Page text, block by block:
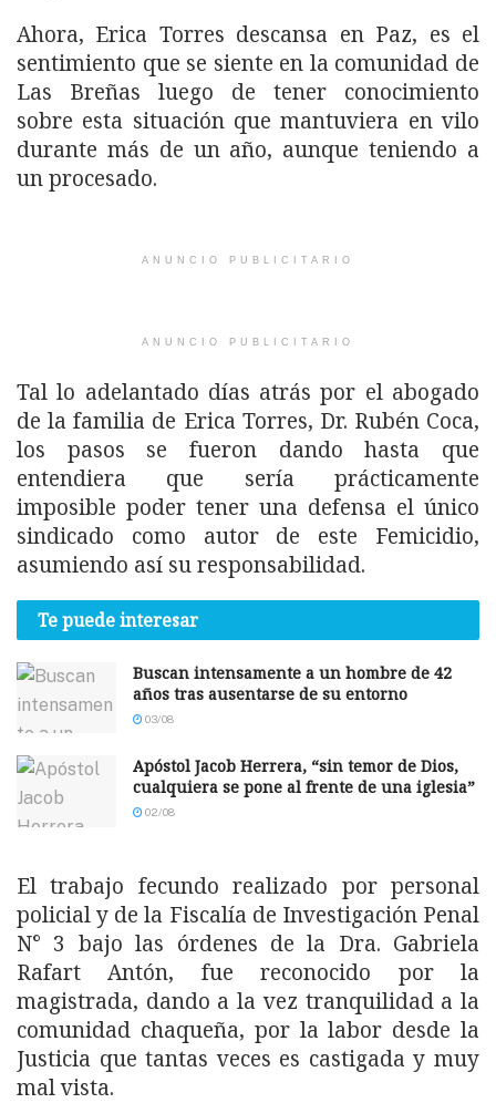
Ahora, Erica Torres descansa en Paz, es el
sentimiento que se siente en la comunidad de
Las Breñas luego de tener conocimiento
sobre esta situación que mantuviera en vilo
durante más de un año, aunque teniendo a
un procesado.
ANUNCIO PUBLICITARIO
ANUNCIO PUBLICITARIO
Tal lo adelantado días atrás por el abogado
de la familia de Erica Torres, Dr. Rubén Coca,
los pasos se fueron dando hasta que
entendiera que sería prácticamente
imposible poder tener una defensa el único
sindicado como autor de este Femicidio,
asumiendo así su responsabilidad.
Te puede interesar
Buscan intensamente a un hombre de 42
años tras ausentarse de su entorno
03/08
Apóstol Jacob Herrera, “sin temor de Dios,
cualquiera se pone al frente de una iglesia”
02/08
El trabajo fecundo realizado por personal
policial y de la Fiscalía de Investigación Penal
N° 3 bajo las órdenes de la Dra. Gabriela
Rafart Antón, fue reconocido por la
magistrada, dando a la vez tranquilidad a la
comunidad chaqueña, por la labor desde la
Justicia que tantas veces es castigada y muy
mal vista.